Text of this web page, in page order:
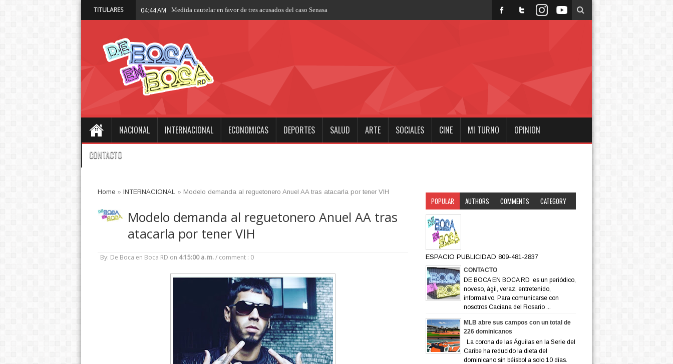
TITULARES 04:44 AM Medida cautelar en favor de tres acusados del caso Senasa
NACIONAL INTERNACIONAL ECONOMICAS DEPORTES SALUD ARTE SOCIALES CINE MI TURNO OPINION
CONTACTO
Home» INTERNACIONAL» Modelo demanda al reguetonero Anuel AA tras atacarla por tener VIH
Modelo demanda al reguetonero Anuel AA tras
atacarla por tener VIH
By: De Boca en Boca RD on 4:15:00 a. m. / comment : 0
POPULAR AUTHORS COMMENTS CATEGORY
ESPACIO PUBLICIDAD 809-481-2837
CONTACTO
DE BOCA EN BOCA RD es un periódico,
noveso, ágil, veraz, entretenido,
informativo, Para comunicarse con
nosotros Caciana del Rosario ...
MLB abre sus campos con un total de
226 dominicanos
La corona de las Águilas en la Serie del
Caribe ha reducido la dieta del
dominicano sin béisbol a solo 10 días.